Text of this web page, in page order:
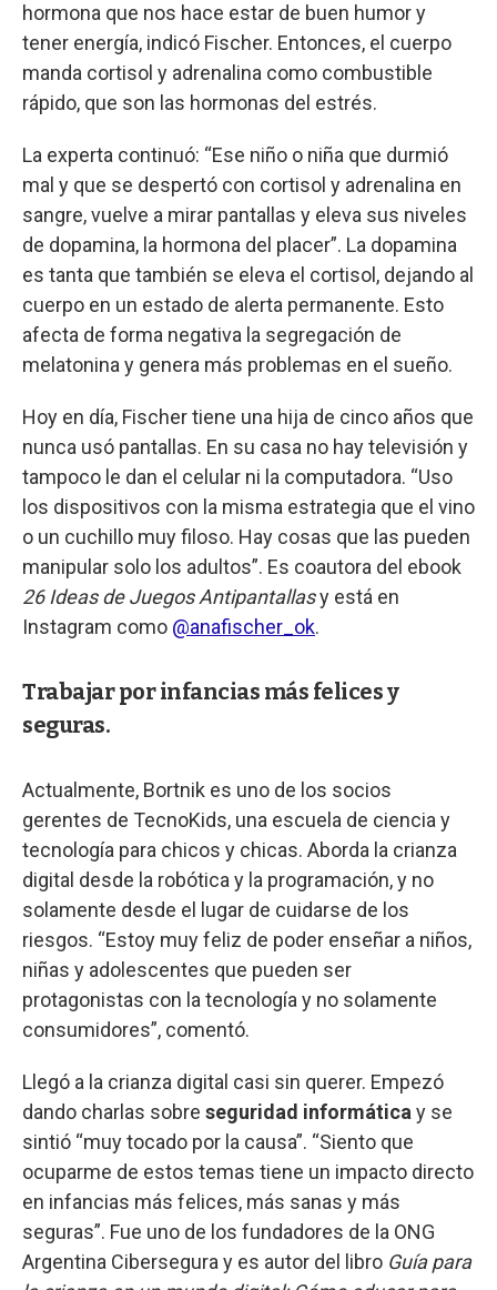
hormona que nos hace estar de buen humor y
tener energía, indicó Fischer. Entonces, el cuerpo
manda cortisol y adrenalina como combustible
rápido, que son las hormonas del estrés.
La experta continuó: “Ese niño o niña que durmió
mal y que se despertó con cortisol y adrenalina en
sangre, vuelve a mirar pantallas y eleva sus niveles
de dopamina, la hormona del placer”. La dopamina
es tanta que también se eleva el cortisol, dejando al
cuerpo en un estado de alerta permanente. Esto
afecta de forma negativa la segregación de
melatonina y genera más problemas en el sueño.
Hoy en día, Fischer tiene una hija de cinco años que
nunca usó pantallas. En su casa no hay televisión y
tampoco le dan el celular ni la computadora. “Uso
los dispositivos con la misma estrategia que el vino
o un cuchillo muy filoso. Hay cosas que las pueden
manipular solo los adultos”. Es coautora del ebook
26 Ideas de Juegos Antipantallasy está en
Instagram como @anafischer_ok.
Trabajar por infancias más felices y
seguras.
Actualmente, Bortnik es uno de los socios
gerentes de TecnoKids, una escuela de ciencia y
tecnología para chicos y chicas. Aborda la crianza
digital desde la robótica y la programación, y no
solamente desde el lugar de cuidarse de los
riesgos. “Estoy muy feliz de poder enseñar a niños,
niñas y adolescentes que pueden ser
protagonistas con la tecnología y no solamente
consumidores”, comentó.
Llegó a la crianza digital casi sin querer. Empezó
dando charlas sobre seguridad informáticay se
sintió “muy tocado por la causa”. “Siento que
ocuparme de estos temas tiene un impacto directo
en infancias más felices, más sanas y más
seguras”. Fue uno de los fundadores de la ONG
Argentina Cibersegura y es autor del libro Guía para